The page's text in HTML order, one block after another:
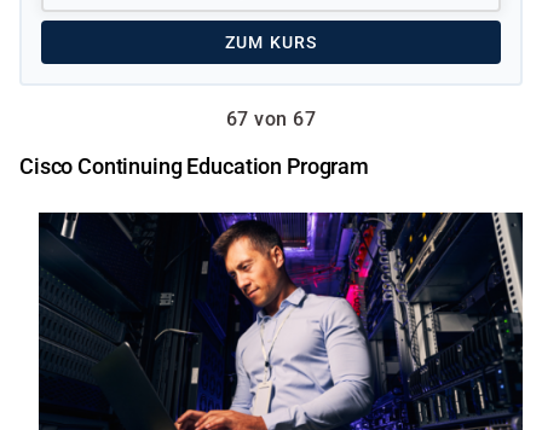
ZUM KURS
67 von 67
Cisco Continuing Education Program